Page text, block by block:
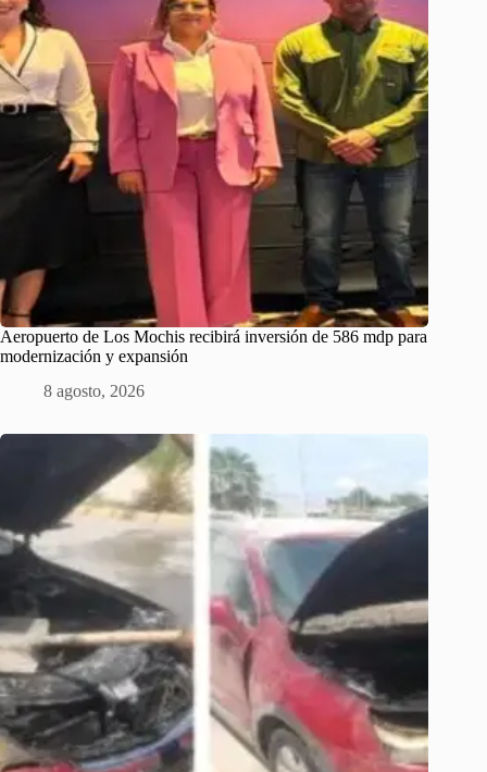
Aeropuerto de Los Mochis recibirá inversión de 586 mdp para
modernización y expansión
8 agosto, 2026